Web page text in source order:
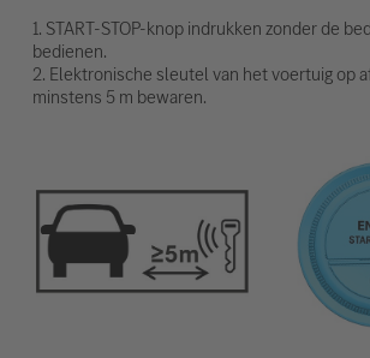
1. START-STOP-knop indrukken zonder de
bedienen.
2. Elektronische sleutel van het voertuig op
minstens 5 m bewaren.